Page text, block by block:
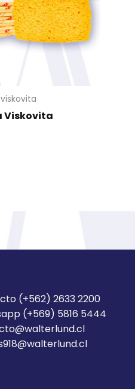
viskovita
Viskovita
(+562) 2633 2200
(+569) 5816 5444